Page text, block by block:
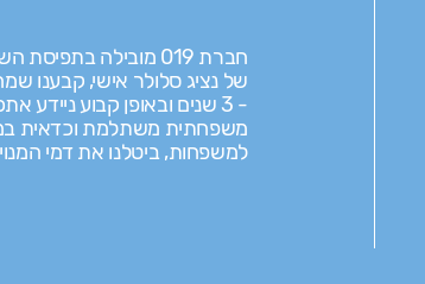
חברת 019 מובילה בתפיסת השירות הסלולרי בישראל, לכן יצרנו שירות
של נציג סלולר אישי, קבענו
- 3 שנים ובאופן קבוע
משפחתית משתלמת וכדאית
למשפחות, ביטלנו את דמי